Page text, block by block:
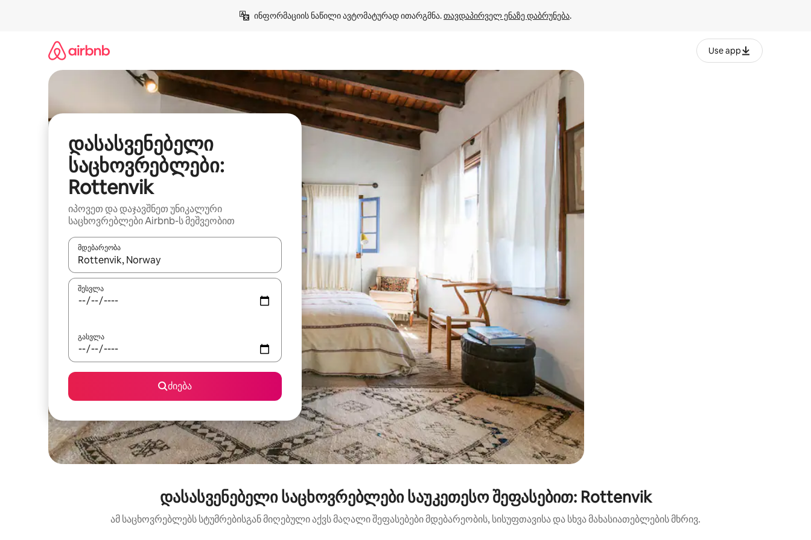
ინფორმაციის ნაწილი ავტომატურად ითარგმნა. თავდაპირველ ენაზე დაბრუნება.
Use app
დასასვენებელი
საცხოვრებლები:
Rottenvik
იპოვეთ და დაჯავშნეთ უნიკალური
საცხოვრებლები Airbnb-ს მეშვეობით
მდებარეობა
როცა შედეგები ხელმისაწვდომი გახდება, ნავიგაციისთვის გამოიყენეთ კლავიშები ზემოთ/ქვემოთ მიმართული ისრებით ან შეხებისა თუ თითის გასმის ჟესტები.
შესვლა
გასვლა
ძიება
დასასვენებელი საცხოვრებლები საუკეთესო შეფასებით: Rottenvik
ამ საცხოვრებლებს სტუმრებისგან მიღებული აქვს მაღალი შეფასებები მდებარეობის, სისუფთავისა და სხვა მახასიათებლების მხრივ.